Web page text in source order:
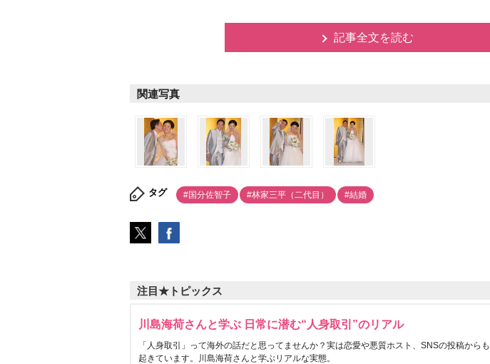
記事全文を読む
関連写真
タグ #国分佐智子 #林家三平（二代目） #結婚
注目★トピックス
川島海荷さんと学ぶ 日常に潜む“人身取引”のリアル
「人身取引」って海外の話だと思ってませんか？実は恋愛や悪質ホスト、SNSの投稿からも
起きています。川島海荷さんと学ぶリアルな実態。